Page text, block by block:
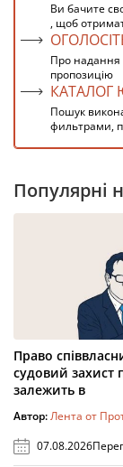
Ви бачите
, щоб
Про надання
пропозицію
КАТАЛОГ
Пошук
фильтрами,
Популярні
Право
судовий захист
залежить в
Автор:Лента от
07.08.2026